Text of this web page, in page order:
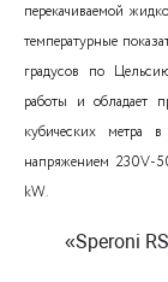
перекачиваемой
температурные
градусов по
работы и обладает
кубических метра
напряжением 230V-
kW.
«Speroni